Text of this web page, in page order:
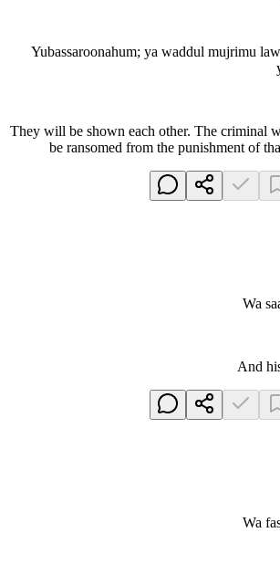
Yubassaroonahum; ya waddul mujrimu
They will be shown each other. The criminal
be ransomed from the punishment of
Wa
And
Wa